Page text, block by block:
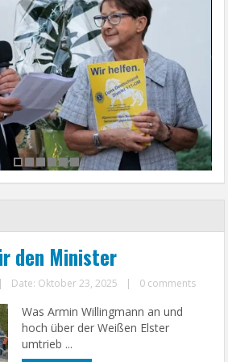
den Minister
| Date: Oktober 23, 2025 | 0 comments
Was Armin Willingmann an und
hoch über der Weißen Elster
umtrieb ...